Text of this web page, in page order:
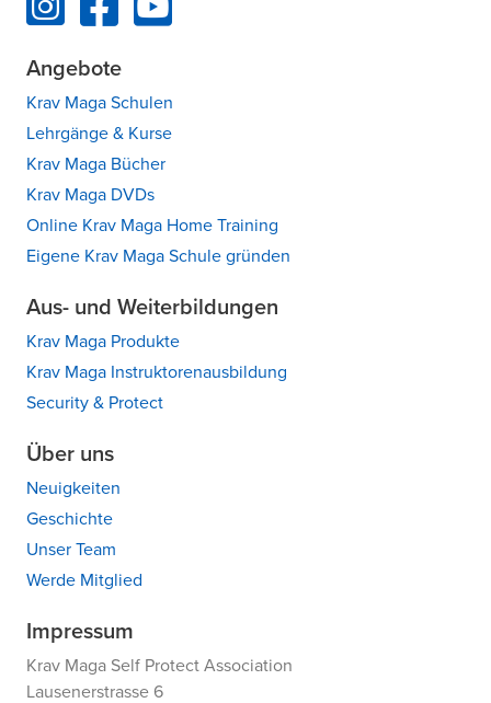
Angebote
Krav Maga Schulen
Lehrgänge & Kurse
Krav Maga Bücher
Krav Maga DVDs
Online Krav Maga Home Training
Eigene Krav Maga Schule gründen
Aus- und Weiterbildungen
Krav Maga Produkte
Krav Maga Instruktorenausbildung
Security & Protect
Über uns
Neuigkeiten
Geschichte
Unser Team
Werde Mitglied
Impressum
Krav Maga Self Protect Association
Lausenerstrasse 6